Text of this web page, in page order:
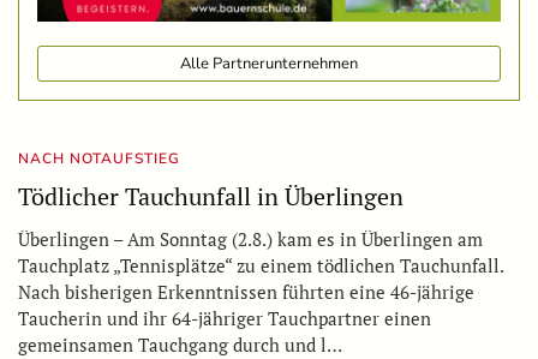
Alle Partnerunternehmen
NACH NOTAUFSTIEG
Tödlicher Tauchunfall in Überlingen
Überlingen – Am Sonntag (2.8.) kam es in Überlingen am
Tauchplatz „Tennisplätze“ zu einem tödlichen Tauchunfall.
Nach bisherigen Erkenntnissen führten eine 46-jährige
Taucherin und ihr 64-jähriger Tauchpartner einen
gemeinsamen Tauchgang durch und l…